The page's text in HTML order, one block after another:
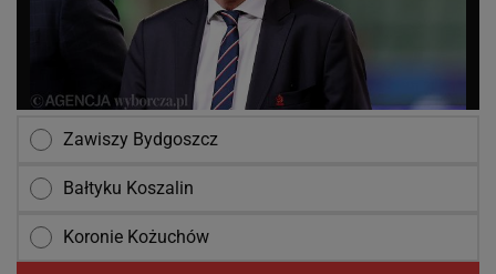
Zawiszy Bydgoszcz
Bałtyku Koszalin
Koronie Kożuchów